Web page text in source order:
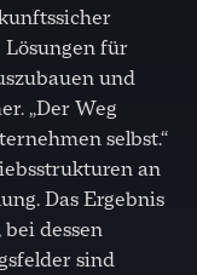
Lösungen für
und
„Der Weg
selbst.“
an
Das Ergebnis
dessen
sind